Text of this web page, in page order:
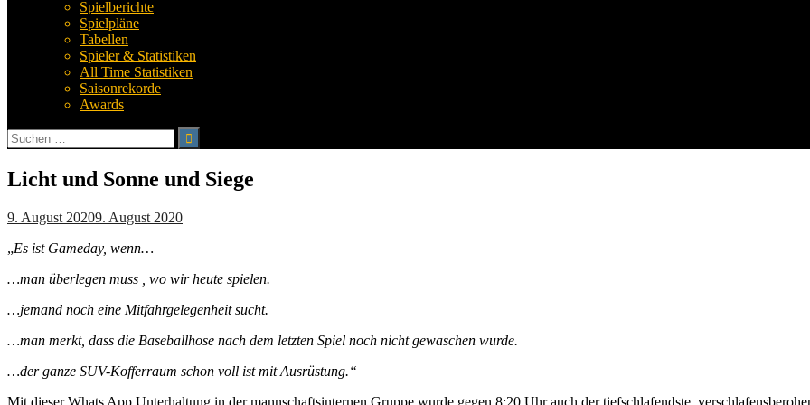
Spielberichte
Spielpläne
Tabellen
Spieler & Statistiken
All Time Statistiken
Saisonrekorde
Awards
Suchen
nach:
Licht und Sonne und Siege
9. August 20209. August 2020
„Es ist Gameday, wenn…
…man überlegen muss , wo wir heute spielen.
…jemand noch eine Mitfahrgelegenheit sucht.
…man merkt, dass die Baseballhose nach dem letzten Spiel noch nicht gewaschen wurde.
…der ganze SUV-Kofferraum schon voll ist mit Ausrüstung.“
Mit dieser Whats App Unterhaltung in der mannschaftsinternen Gruppe wurde gegen 8:20 Uhr auch der tiefschlafendste,